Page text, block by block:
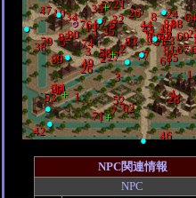
2
2
2
2
3
3
3
3
4
4
5
5
5
5
26
26
26
26
26
26
14
14
27
27
20
20
6
6
6
6
15
1511
11
7
7
8
8
9
9
10
10
10
10
21
21
24
24
23
23
28
28
1
1
1
1
1
1
19
19
31
31
32
32
33
33
35
35
34
34
47
47
43
43
38
38
49
49
53
53
44
44
46
46
52
52
42
42
63
63
62
62
58
58
61
61
57
57
69
69
67
67
71
71
72
72
74
74
76
76
77
77
79
79 80
80
81
81
82
82 83
83
84
84
85
85
86
86
87
87 88
88
89
89
●
●
●
●
●
●
●
●
●
●
●
●
●
●
●
●
●
●
●
●
●
●
○
○
＋
＋
＋
＋
＋
＋
＋
＋
NPC関連情報
NPC